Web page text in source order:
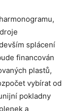
splácení
financován
plastů,
vybírat od
pokladny
a